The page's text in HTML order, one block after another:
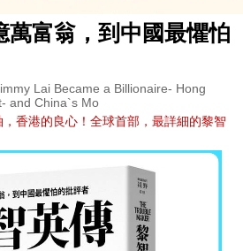
萬富翁，到中國最懼怕
Lai Became a Billionaire- Hong
and China`s Mo
香港的良心！全球首部，最詳細的黎智